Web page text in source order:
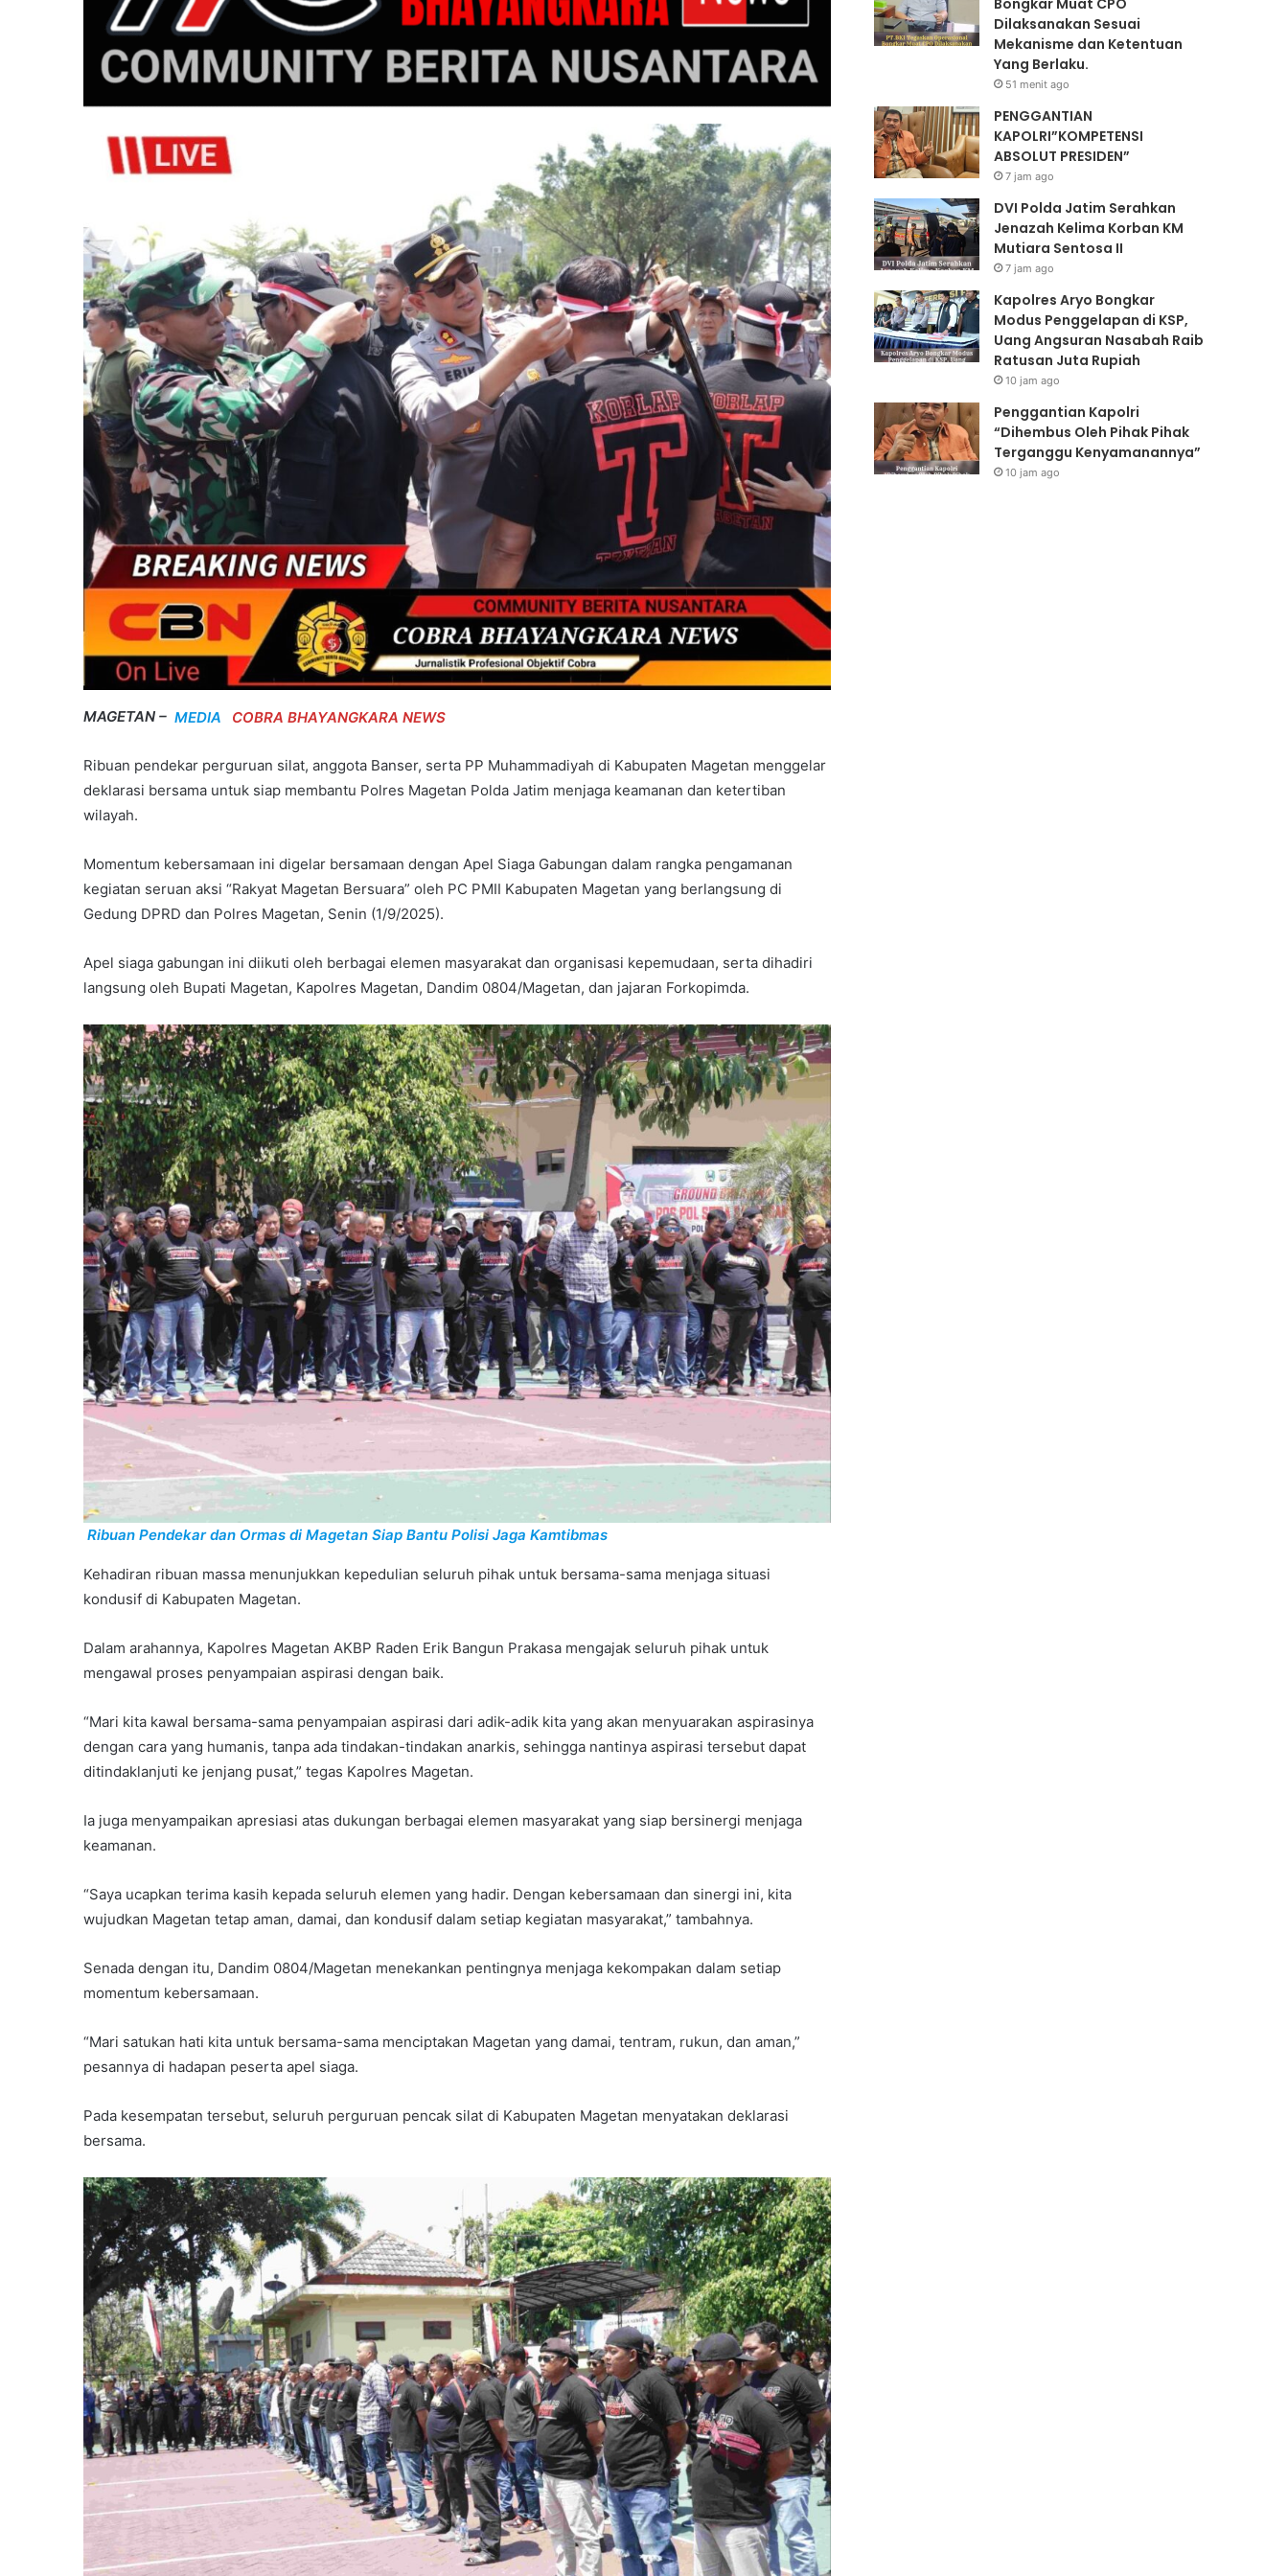
MAGETAN – MEDIA COBRA BHAYANGKARA NEWS
Ribuan pendekar perguruan silat, anggota Banser, serta PP Muhammadiyah di Kabupaten Magetan menggelar
deklarasi bersama untuk siap membantu Polres Magetan Polda Jatim menjaga keamanan dan ketertiban
wilayah.
Momentum kebersamaan ini digelar bersamaan dengan Apel Siaga Gabungan dalam rangka pengamanan
kegiatan seruan aksi “Rakyat Magetan Bersuara” oleh PC PMII Kabupaten Magetan yang berlangsung di
Gedung DPRD dan Polres Magetan, Senin (1/9/2025).
Apel siaga gabungan ini diikuti oleh berbagai elemen masyarakat dan organisasi kepemudaan, serta dihadiri
langsung oleh Bupati Magetan, Kapolres Magetan, Dandim 0804/Magetan, dan jajaran Forkopimda.
Ribuan Pendekar dan Ormas di Magetan Siap Bantu Polisi Jaga Kamtibmas
Kehadiran ribuan massa menunjukkan kepedulian seluruh pihak untuk bersama-sama menjaga situasi
kondusif di Kabupaten Magetan.
Dalam arahannya, Kapolres Magetan AKBP Raden Erik Bangun Prakasa mengajak seluruh pihak untuk
mengawal proses penyampaian aspirasi dengan baik.
“Mari kita kawal bersama-sama penyampaian aspirasi dari adik-adik kita yang akan menyuarakan aspirasinya
dengan cara yang humanis, tanpa ada tindakan-tindakan anarkis, sehingga nantinya aspirasi tersebut dapat
ditindaklanjuti ke jenjang pusat,” tegas Kapolres Magetan.
Ia juga menyampaikan apresiasi atas dukungan berbagai elemen masyarakat yang siap bersinergi menjaga
keamanan.
“Saya ucapkan terima kasih kepada seluruh elemen yang hadir. Dengan kebersamaan dan sinergi ini, kita
wujudkan Magetan tetap aman, damai, dan kondusif dalam setiap kegiatan masyarakat,” tambahnya.
Senada dengan itu, Dandim 0804/Magetan menekankan pentingnya menjaga kekompakan dalam setiap
momentum kebersamaan.
“Mari satukan hati kita untuk bersama-sama menciptakan Magetan yang damai, tentram, rukun, dan aman,”
pesannya di hadapan peserta apel siaga.
Pada kesempatan tersebut, seluruh perguruan pencak silat di Kabupaten Magetan menyatakan deklarasi
bersama.
Bongkar Muat CPO
Dilaksanakan Sesuai
Mekanisme dan Ketentuan
Yang Berlaku.
51 menit ago
PENGGANTIAN
KAPOLRI”KOMPETENSI
ABSOLUT PRESIDEN”
7 jam ago
DVI Polda Jatim Serahkan
Jenazah Kelima Korban KM
Mutiara Sentosa II
7 jam ago
Kapolres Aryo Bongkar
Modus Penggelapan di KSP,
Uang Angsuran Nasabah Raib
Ratusan Juta Rupiah
10 jam ago
Penggantian Kapolri
“Dihembus Oleh Pihak Pihak
Terganggu Kenyamanannya”
10 jam ago